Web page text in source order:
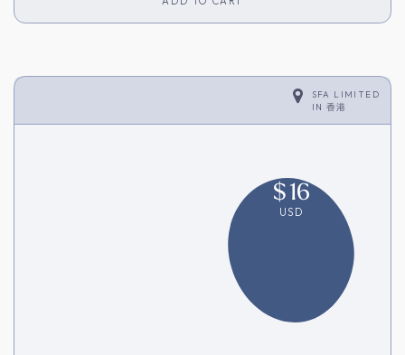
SFA LIMITED
IN 香港
$16
USD